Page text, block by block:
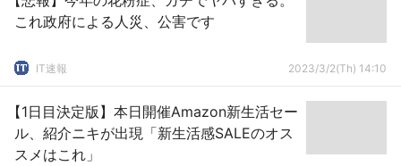
これ政府による人災、公害です
IT速報 2023/3/2(Th) 14:10
【1日目決定版】本日開催Amazon新生活セー
ル、紹介ニキが出現「新生活感SALEのオス
スメはこれ」